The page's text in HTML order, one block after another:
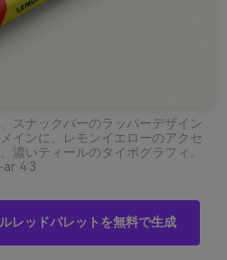
スナックバーのラッパーデザイン
インに、レモンイエローのアクセ
濃いティールのタイポグラフィ。
4:3
レッドパレットを無料で生成